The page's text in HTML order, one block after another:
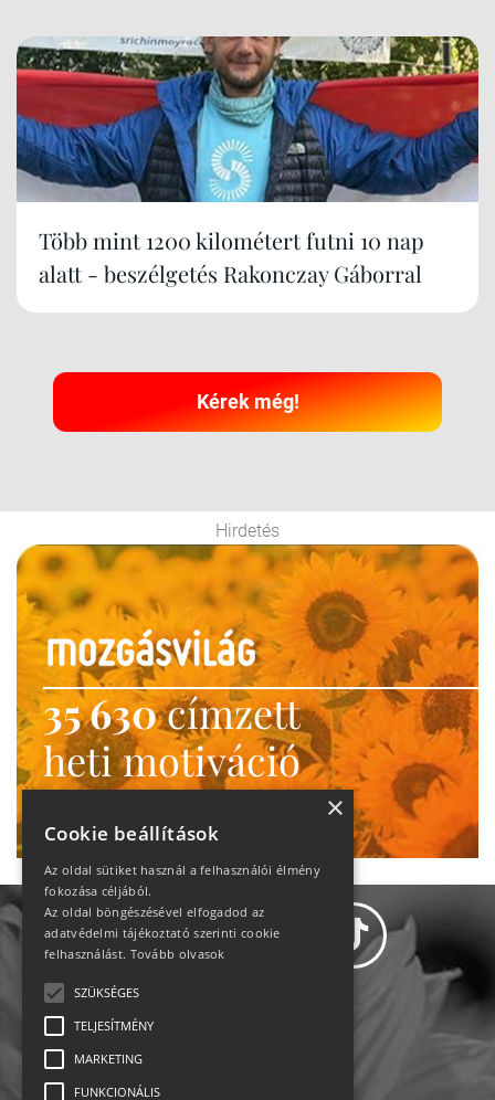
Több mint 1200 kilométert futni 10 nap
alatt - beszélgetés Rakonczay Gáborral
Kérek még!
Hirdetés
35 630címzett
heti motiváció
Ne maradj le!
×
Cookie beállítások
Az oldal sütiket használ a felhasználói élmény
fokozása céljából.
Az oldal böngészésével elfogadod az
adatvédelmi tájékoztató szerinti cookie
felhasználást. Tovább olvasok
SZÜKSÉGES
TELJESÍTMÉNY
MARKETING
FUNKCIONÁLIS